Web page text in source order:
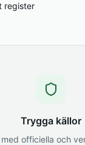
register
Trygga källor
officiella och